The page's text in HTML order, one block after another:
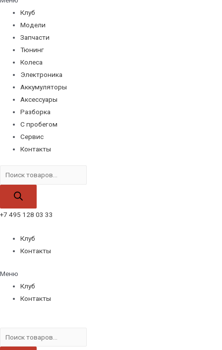
Клуб
Модели
Запчасти
Тюнинг
Колеса
Электроника
Аккумуляторы
Аксессуары
Разборка
С пробегом
Сервис
Контакты
товаров
+7 495 128 03 33
Клуб
Контакты
Меню
Клуб
Контакты
товаров